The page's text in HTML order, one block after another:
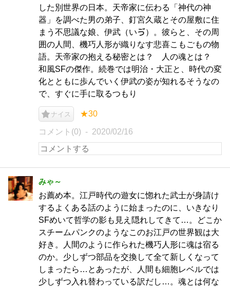
した別世界の日本。天帝家に伝わる「神代の神
器」を調べた男の弟子、釘宮久蔵とその屋敷に住
まう不思議な娘、伊武（いゔ）。彼らと、その周
囲の人間、機巧人形が織りなす悲喜こもごもの物
語。天帝家の抱える秘密とは？ 人の魂とは？
和風SFの傑作。続巻では明治・大正と、時代の変
化とともに歩んでいく伊武の姿が知れるそうなの
で、すぐに手に取るつもり
ナイス ★30
コメント(0) 2020/02/16
みゃ～
お薦め本。江戸時代の遊女に惚れた武士が身請け
するよくある話のように始まったのに、いきなり
SFめいて哲学の影も見え隠れしてきて…。どこか
スチームパンクのようなこのお江戸の世界観は大
好き。人間のように作られた機巧人形に魂は宿る
のか。少しずつ部品を交換して全て新しくなって
しまったら…とあったが、人間も細胞レベルでは
少しずつ入れ替わっている訳だし…。魂とは何な